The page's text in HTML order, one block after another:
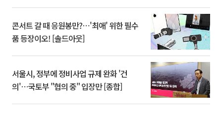
콘서트 갈 때 응원봉만?⋯'최애' 위한 필수
품 등장이오! [솔드아웃]
서울시, 정부에 정비사업 규제 완화 '건
의'⋯국토부 "협의 중" 입장만 [종합]